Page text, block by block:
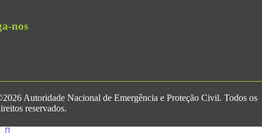
nos
Autoridade Nacional de Emergência e Proteção Civil. Todos os
reservados.